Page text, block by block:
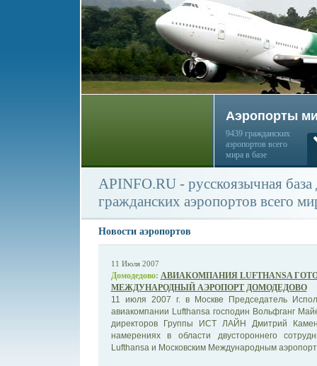
Аэропорты
9439 гражданских
аэропортов всего
мира в базе
APINFO.RU - русскоязычная
гражданских аэропортов всего
Новости аэропортов
11 Июля 2007
Домодедово: АВИАКОМПАНИЯ LUFTHANSA
МЕЖДУНАРОДНЫЙ АЭРОПОРТ ДОМОДЕДОВО
11 июля 2007 г. в Москве Председатель
авиакомпании Lufthansa господин Вольфганг
директоров Группы ИСТ ЛАЙН Дмитрий
намерениях в области двустороннего
Lufthansa и Московским Международным